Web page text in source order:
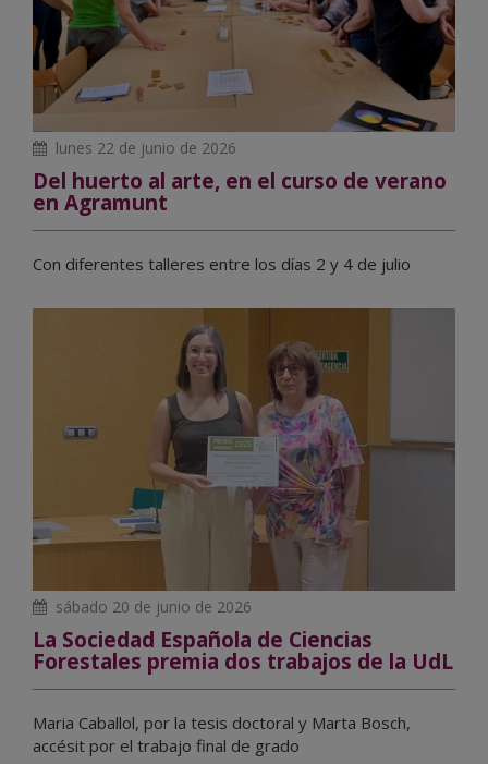
lunes 22 de junio de 2026
Del huerto al arte, en el curso de verano
en Agramunt
Con diferentes talleres entre los días 2 y 4 de julio
sábado 20 de junio de 2026
La Sociedad Española de Ciencias
Forestales premia dos trabajos de la UdL
Maria Caballol, por la tesis doctoral y Marta Bosch,
accésit por el trabajo final de grado